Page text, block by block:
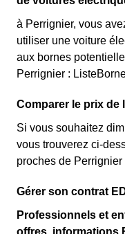
à Perrignier, vous
utiliser une voiture
aux bornes
Perrignier :
Comparer le prix de
Si vous souhaitez
vous trouverez ci-
proches de
Gérer son contrat
Professionnels et
offres, informations